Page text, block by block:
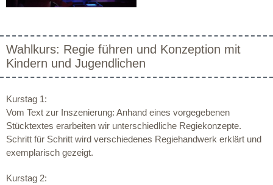
Wahlkurs: Regie führen und Konzeption mit
Kindern und Jugendlichen
Kurstag 1:
Vom Text zur Inszenierung: Anhand eines vorgegebenen
Stücktextes erarbeiten wir unterschiedliche Regiekonzepte.
Schritt für Schritt wird verschiedenes Regiehandwerk erklärt und
exemplarisch gezeigt.
Kurstag 2: